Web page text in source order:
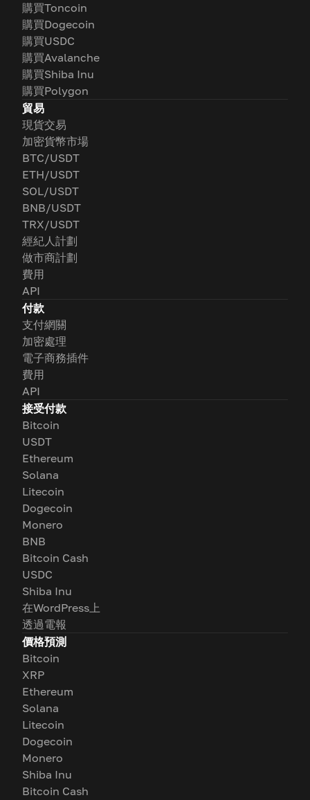
購買Toncoin
購買Dogecoin
購買USDC
購買Avalanche
購買Shiba Inu
購買Polygon
貿易
現貨交易
加密貨幣市場
BTC/USDT
ETH/USDT
SOL/USDT
BNB/USDT
TRX/USDT
經紀人計劃
做市商計劃
費用
API
付款
支付網關
加密處理
電子商務插件
費用
API
接受付款
Bitcoin
USDT
Ethereum
Solana
Litecoin
Dogecoin
Monero
BNB
Bitcoin Cash
USDC
Shiba Inu
在WordPress上
透過電報
價格預測
Bitcoin
XRP
Ethereum
Solana
Litecoin
Dogecoin
Monero
Shiba Inu
Bitcoin Cash